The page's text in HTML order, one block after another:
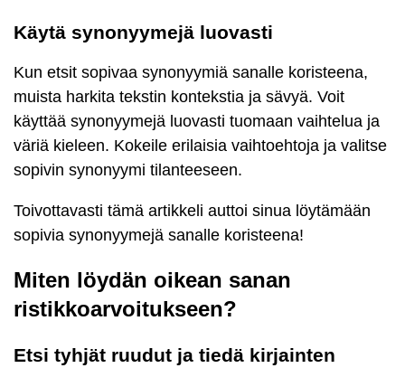
Käytä synonyymejä luovasti
Kun etsit sopivaa synonyymiä sanalle koristeena,
muista harkita tekstin kontekstia ja sävyä. Voit
käyttää synonyymejä luovasti tuomaan vaihtelua ja
väriä kieleen. Kokeile erilaisia vaihtoehtoja ja valitse
sopivin synonyymi tilanteeseen.
Toivottavasti tämä artikkeli auttoi sinua löytämään
sopivia synonyymejä sanalle koristeena!
Miten löydän oikean sanan
ristikkoarvoitukseen?
Etsi tyhjät ruudut ja tiedä kirjainten